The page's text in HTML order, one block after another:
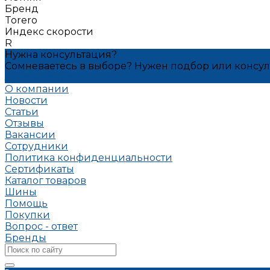
Бренд
Torero
Индекс скорости
R
Нужна консультация?
Сомневаетесь в выборе? Нужен подбор или
О компании
Новости
Статьи
Отзывы
Вакансии
Сотрудники
Политика конфиденциальности
Сертификаты
Каталог товаров
Шины
Помощь
Покупки
Вопрос - ответ
Бренды